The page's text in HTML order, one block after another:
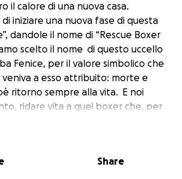
il calore di una nuova casa.
iniziare una nuova fase di questa
dandole il nome di “Rescue Boxer
scelto il nome di questo uccello
Fenice, per il valore simbolico che
veniva a esso attribuito: morte e
ritorno sempre alla vita. E noi
ridare vita a quei boxer che, per
abbandono, sfruttamento,
Share